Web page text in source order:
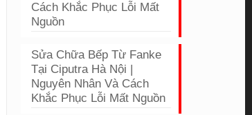
Cách Khắc Phục Lỗi Mất
Nguồn
Sửa Chữa Bếp Từ Fanke
Tại Ciputra Hà Nội |
Nguyên Nhân Và Cách
Khắc Phục Lỗi Mất Nguồn